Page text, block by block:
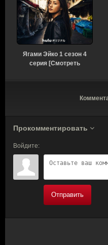
Ягами Эйко 1 сезон 4
серия [Смотреть
Прокомментировать
Войдите:
Отправить